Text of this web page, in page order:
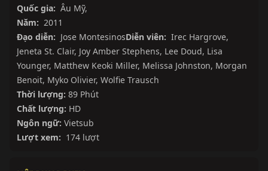
Quốc gia: Âu Mỹ,
Năm: 2011
Đạo diễn: Jose MontesinosDiễn viên: Irec Hargrove,
Jeneta St. Clair, Joy Amber Stephens, Lee Doud, Lisa
Younger, Matthew Keoki Miller, Melissa Johnston, Morgan
Benoit, Myko Olivier, Wolfie Trausch
Thời lượng: 89 Phút
Chất lượng: HD
Ngôn ngữ: Vietsub
Lượt xem: 174 lượt